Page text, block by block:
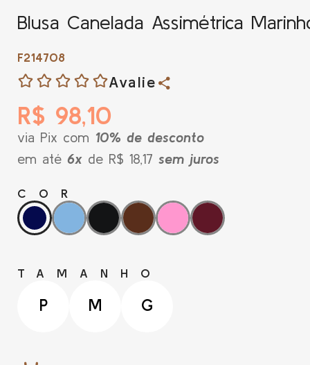
Blusa Canelada Assimétrica
F214708
Avalie
R$ 98,10
via Pix com 10% de desconto
em até 6x de R$ 18,17 sem juros
COR
TAMANHO
P M G